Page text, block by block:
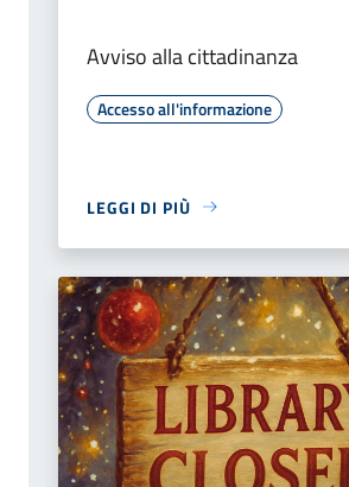
Avviso alla cittadinanza
Accesso all'informazione
LEGGI DI PIÙ